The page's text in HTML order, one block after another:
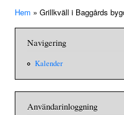
Hem » Grillkväll i Baggårds
Navigering
Kalender
Användarinloggning